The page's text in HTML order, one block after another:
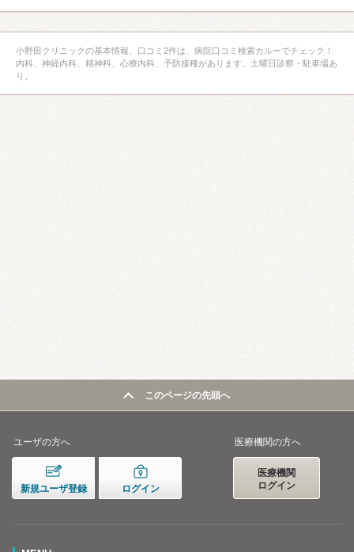
小野田クリニックの基本情報、口コミ2件は、病院口コミ検索カルーでチェック！
内科、神経内科、精神科、心療内科、予防接種があります。土曜日診察・駐車場あ
り。
このページの先頭へ
ユーザの方へ
新規ユーザ登録 ログイン
医療機関の方へ
医療機関
ログイン